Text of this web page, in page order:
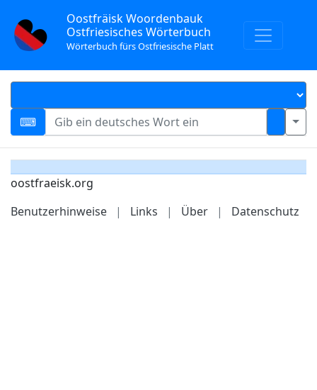
Oostfräisk Woordenbauk
Ostfriesisches Wörterbuch
Wörterbuch fürs Ostfriesische Platt
oostfraeisk.org
Benutzerhinweise
| Links | Über | Datenschutz